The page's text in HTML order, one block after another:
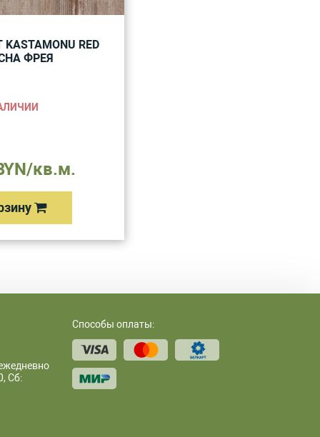
RED
ФРЕЯ
кв.м.
Сб:
Способы оплаты: